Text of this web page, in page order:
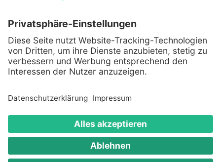
Sicher bezahlen mit:
Alle genannten Produkte und Logos sind eingetragene
Warenzeichen der jeweiligen Hersteller.
Copyright © 2008 - 2026 Toys for Fun GmbH - Alle
Rechte vorbehalten